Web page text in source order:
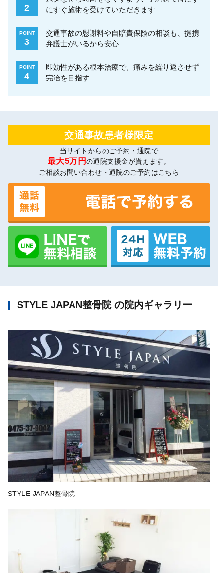
2
にすぐ施術を受けていただきます
POINT
3
交通事故の慰謝料や自賠責保険の相談も、提携
弁護士がいるから安心
POINT
4
即効性がある根本治療で、痛みを繰り返させず
完治を目指す
交通事故患者様限定
当サイトからのご予約・通院で
最大5万円の通院支援金が貰えます。
ご相談お問い合わせ・通院のご予約はこちら
STYLE JAPAN整骨院 の院内ギャラリー
STYLE JAPAN整骨院